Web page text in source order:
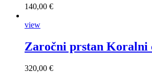
140,00 €
view
Zaročni prstan Koralni
320,00 €